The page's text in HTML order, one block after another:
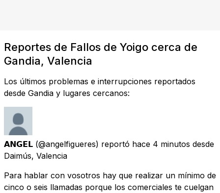
Reportes de Fallos de Yoigo cerca de
Gandia, Valencia
Los últimos problemas e interrupciones reportados
desde Gandia y lugares cercanos:
𝗔𝗡𝗚𝗘𝗟 (@angelfigueres) reportó hace 4 minutos desde
Daimús, Valencia
Para hablar con vosotros hay que realizar un mínimo de
cinco o seis llamadas porque los comerciales te cuelgan